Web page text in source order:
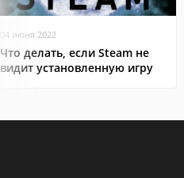
04 июня 2022
Что делать, если Steam не
видит установленную игру